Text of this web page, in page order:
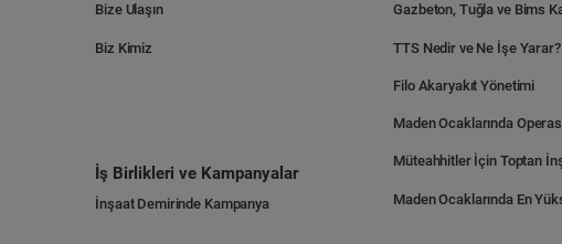
Bize Ulaşın
Biz Kimiz
İş Birlikleri ve Kampanyalar
İnşaat Demirinde Kampanya
TTS Nedir ve Ne İşe Yarar?
Filo Akaryakıt Yönetimi